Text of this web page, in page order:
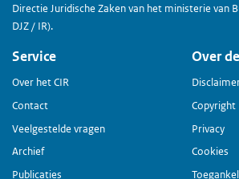
Directie Juridische Zaken van het ministerie van
DJZ / IR).
Service
Over het CIR
Contact
Veelgestelde vragen
Archief
Publicaties
Over
Copyright
Privacy
Cookies